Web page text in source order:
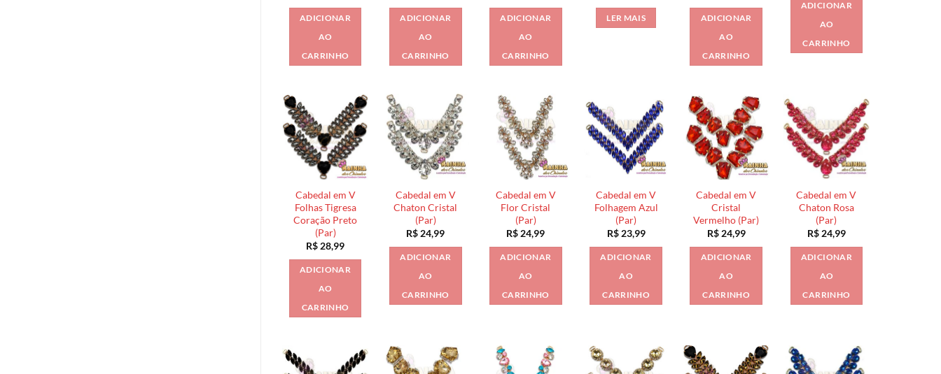
ADICIONAR
AO
CARRINHO
ADICIONAR
AO
CARRINHO
ADICIONAR
AO
CARRINHO
LER MAIS ADICIONAR
AO
CARRINHO
ADICIONAR
AO
CARRINHO
Cabedal em V
Folhas Tigresa
Coração Preto
(Par)
R$28,99
ADICIONAR
AO
CARRINHO
Cabedal em V
Chaton Cristal
(Par)
R$24,99
ADICIONAR
AO
CARRINHO
Cabedal em V
Flor Cristal
(Par)
R$24,99
ADICIONAR
AO
CARRINHO
Cabedal em V
Folhagem Azul
(Par)
R$23,99
ADICIONAR
AO
CARRINHO
Cabedal em V
Cristal
Vermelho (Par)
R$24,99
ADICIONAR
AO
CARRINHO
Cabedal em V
Chaton Rosa
(Par)
R$24,99
ADICIONAR
AO
CARRINHO